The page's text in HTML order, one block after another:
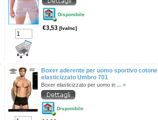
Disponibile
€3,53 [IvaInc]
Boxer aderente per uomo sportivo cotone
elasticizzato Umbro 701
Boxer elasticizzato per uomo in ... »
Disponibile